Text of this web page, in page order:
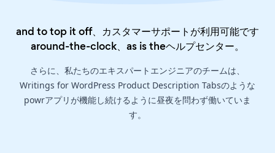
and to top it off、カスタマーサポートが利用可能です
around-the-clock、as is theヘルプセンター。
さらに、私たちのエキスパートエンジニアのチームは、
Writings for WordPress Product Description Tabsのような
powrアプリが機能し続けるように昼夜を問わず働いていま
す。